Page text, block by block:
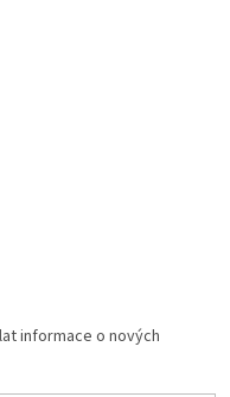
informace o nových